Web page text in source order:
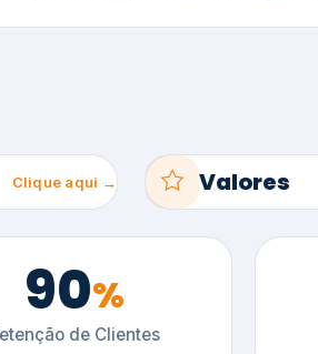
Clique aqui → Valores
90%
de Clientes